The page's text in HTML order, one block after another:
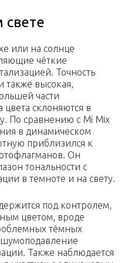
свете
или на солнце
чёткие
Точность
также высокая,
части
склоняются в
По сравнению с Mi Mix
в динамическом
приблизился к
Он
тональности с
в темноте и на свету.
под контролем,
цветом, вроде
тёмных
шумоподавление
Также наблюдается